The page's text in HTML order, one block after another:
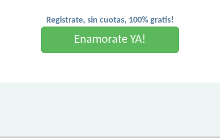
Registrate, sin cuotas, 100% gratis!
Enamorate YA!